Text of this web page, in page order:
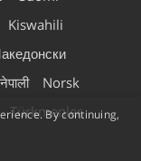
Kiswahili
नेपाली
Norsk
Türkmenler
By continuing,